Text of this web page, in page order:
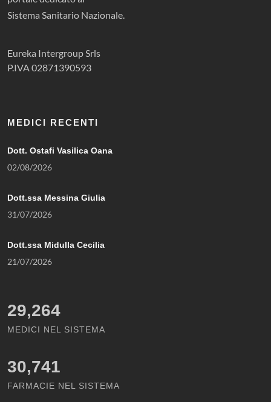
Sistema Sanitario Nazionale.
Eureka Intergroup Srls
P.IVA 02871390593
MEDICI RECENTI
Dott. Ostafi Vasilica Oana
02/08/2026
Dott.ssa Messina Giulia
31/07/2026
Dott.ssa Midulla Cecilia
21/07/2026
29,264
MEDICI NEL SISTEMA
30,741
FARMACIE NEL SISTEMA